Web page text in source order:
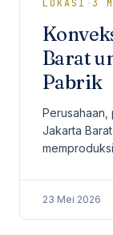
LOKASI · 3
Barat
Pabrik
Perusahaan,
Jakarta
23 Mei 2026